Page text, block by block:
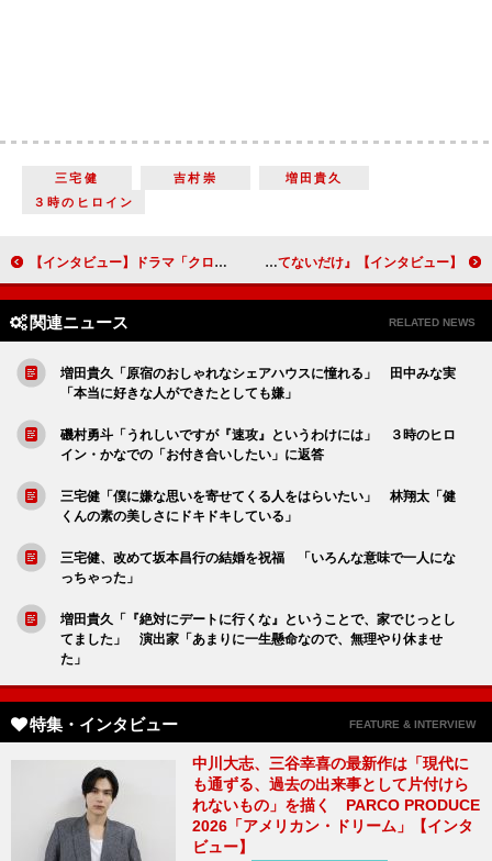
三宅健 吉村崇
増田貴久
３時のヒロイン
【インタビュー】ドラマ「クロステイル ～探偵学校～」鈴鹿央士「探偵は人に寄り添うことができる仕事」探偵の卵役で連ドラ初主演 【インタビュー】『今はちょっと、ついてないだけ』玉山鉄二「自分と重なる部分がすごく多かった」 深川麻衣「悩みを抱えた人が、考え方を変えるスイッチになれば」不器用な大人たちの再生の物語に込めた思い
関連ニュース RELATED NEWS
増田貴久「原宿のおしゃれなシェアハウスに憧れる」 田中みな実
「本当に好きな人ができたとしても嫌」
磯村勇斗「うれしいですが『速攻』というわけには」 ３時のヒロ
イン・かなでの「お付き合いしたい」に返答
三宅健「僕に嫌な思いを寄せてくる人をはらいたい」 林翔太「健
くんの素の美しさにドキドキしている」
三宅健、改めて坂本昌行の結婚を祝福 「いろんな意味で一人にな
っちゃった」
増田貴久「『絶対にデートに行くな』ということで、家でじっとし
てました」 演出家「あまりに一生懸命なので、無理やり休ませ
た」
特集・インタビュー FEATURE & INTERVIEW
中川大志、三谷幸喜の最新作は「現代に
も通ずる、過去の出来事として片付けら
れないもの」を描く PARCO PRODUCE
2026「アメリカン・ドリーム」【インタ
ビュー】